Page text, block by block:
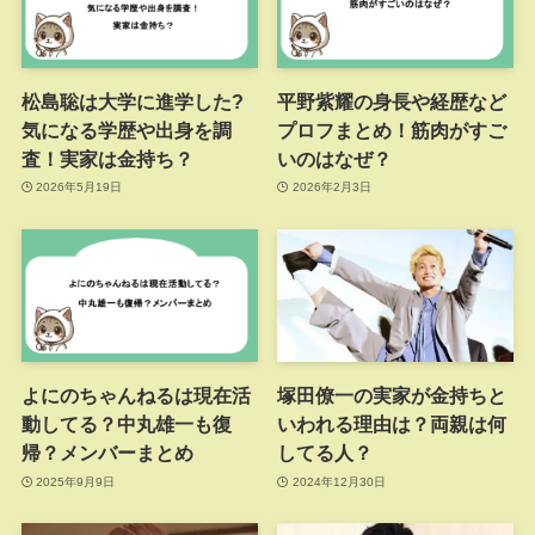
松島聡は大学に進学した?
気になる学歴や出身を調
査！実家は金持ち？
2026年5月19日
平野紫耀の身長や経歴など
プロフまとめ！筋肉がすご
いのはなぜ？
2026年2月3日
よにのちゃんねるは現在活
動してる？中丸雄一も復
帰？メンバーまとめ
2025年9月9日
塚田僚一の実家が金持ちと
いわれる理由は？両親は何
してる人？
2024年12月30日